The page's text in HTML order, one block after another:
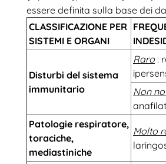
essere definita sulla base dei
CLASSIFICAZIONE PER
SISTEMI E ORGANI
Disturbi del sistema
immunitario
Raro :
Non
Patologie respiratore,
toraciche,
mediastiniche
Molto